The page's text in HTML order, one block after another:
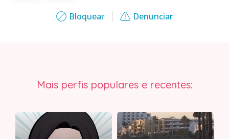
Bloquear Denunciar
Mais perfis populares e recentes: